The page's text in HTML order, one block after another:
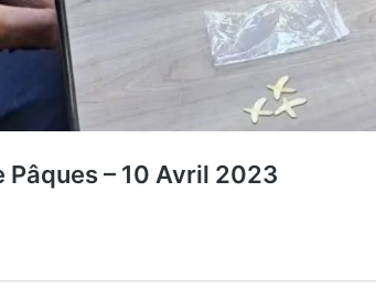
– 10 Avril 2023